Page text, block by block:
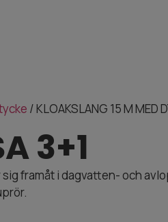
/ KLOAKSLANG 15 M MED
3+1
framåt i dagvatten- och